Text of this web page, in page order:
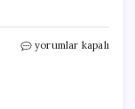
“Kokuşmuş
yorumlar kapalı